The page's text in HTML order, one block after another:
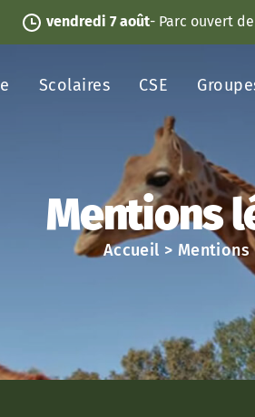
vendredi 7 août- Parc ouvert de
Scolaires CSE
Mentions
Accueil > Mentions